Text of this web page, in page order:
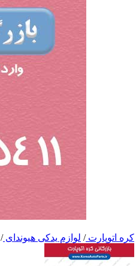
کره اتوپارت/ لوازم یدکی هیوندای/